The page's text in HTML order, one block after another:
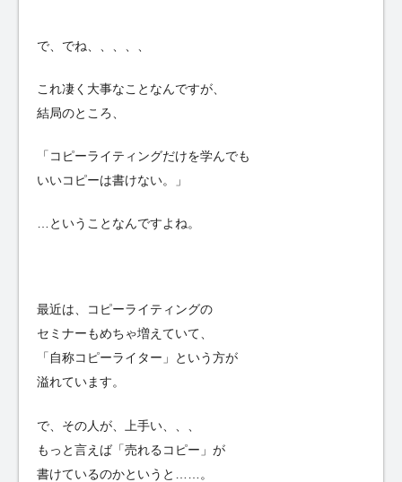
で、でね、、、、、
これ凄く大事なことなんですが、
結局のところ、
「コピーライティングだけを学んでも
いいコピーは書けない。」
…ということなんですよね。
最近は、コピーライティングの
セミナーもめちゃ増えていて、
「自称コピーライター」という方が
溢れています。
で、その人が、上手い、、、
もっと言えば「売れるコピー」が
書けているのかというと……。